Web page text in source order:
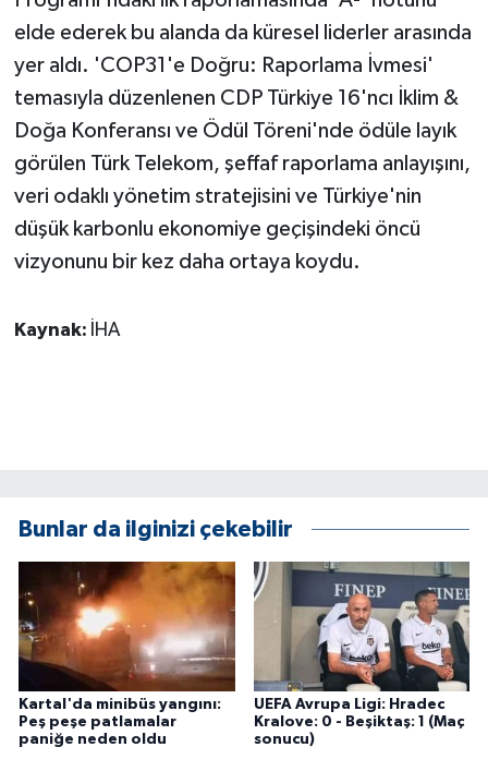
elde ederek bu alanda da küresel liderler arasında
yer aldı. 'COP31'e Doğru: Raporlama İvmesi'
temasıyla düzenlenen CDP Türkiye 16'ncı İklim &
Doğa Konferansı ve Ödül Töreni'nde ödüle layık
görülen Türk Telekom, şeffaf raporlama anlayışını,
veri odaklı yönetim stratejisini ve Türkiye'nin
düşük karbonlu ekonomiye geçişindeki öncü
vizyonunu bir kez daha ortaya koydu.
Kaynak: İHA
Bunlar da ilginizi çekebilir
Kartal'da minibüs yangını:
Peş peşe patlamalar
paniğe neden oldu
UEFA Avrupa Ligi: Hradec
Kralove: 0 - Beşiktaş: 1 (Maç
sonucu)